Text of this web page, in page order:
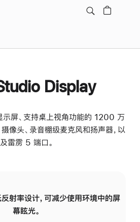
Display
屏、支持桌上视角功能的 1200 万
头、录音棚级麦克风和扬声器，以
及雷雳 5 端口。
射率设计，可减少使用环境中的屏
幕眩光。